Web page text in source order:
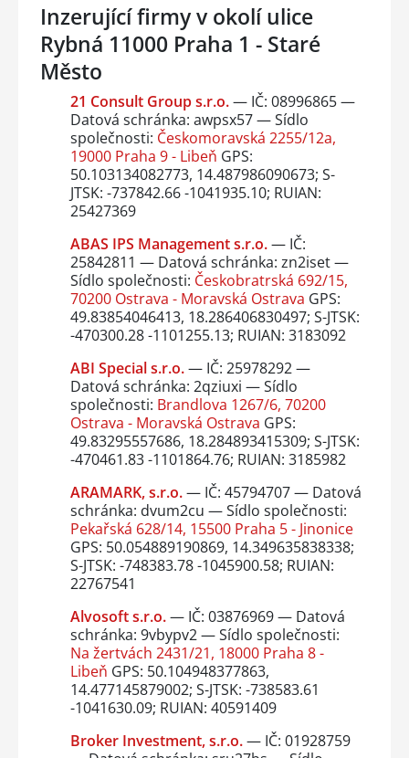
Inzerující firmy v okolí ulice
Rybná 11000 Praha 1 - Staré
Město
21 Consult Group s.r.o.— IČ: 08996865 —
Datová schránka: awpsx57 — Sídlo
společnosti: Českomoravská 2255/12a,
19000 Praha 9 - Libeň GPS:
50.103134082773, 14.487986090673; S-
JTSK: -737842.66 -1041935.10; RUIAN:
25427369
ABAS IPS Management s.r.o.— IČ:
25842811 — Datová schránka: zn2iset —
Sídlo společnosti: Českobratrská 692/15,
70200 Ostrava - Moravská Ostrava GPS:
49.83854046413, 18.286406830497; S-JTSK:
-470300.28 -1101255.13; RUIAN: 3183092
ABI Special s.r.o.— IČ: 25978292 —
Datová schránka: 2qziuxi — Sídlo
společnosti: Brandlova 1267/6, 70200
Ostrava - Moravská Ostrava GPS:
49.83295557686, 18.284893415309; S-JTSK:
-470461.83 -1101864.76; RUIAN: 3185982
ARAMARK, s.r.o.— IČ: 45794707 — Datová
schránka: dvum2cu — Sídlo společnosti:
Pekařská 628/14, 15500 Praha 5 - Jinonice
GPS: 50.054889190869, 14.349635838338;
S-JTSK: -748383.78 -1045900.58; RUIAN:
22767541
Alvosoft s.r.o.— IČ: 03876969 — Datová
schránka: 9vbypv2 — Sídlo společnosti:
Na žertvách 2431/21, 18000 Praha 8 -
Libeň GPS: 50.104948377863,
14.477145879002; S-JTSK: -738583.61
-1041630.09; RUIAN: 40591409
Broker Investment, s.r.o.— IČ: 01928759